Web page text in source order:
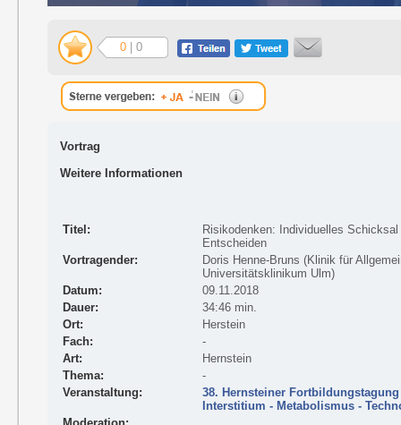
0 | 0
Vortrag
Weitere Informationen
Titel:
Risikodenken: Individuelles
Entscheiden
Vortragender:
Doris Henne-Bruns (Klinik für
Universitätsklinikum Ulm)
Datum:
09.11.2018
Dauer:
34:46 min.
Ort:
Herstein
Fach:
-
Art:
Hernstein
Thema:
-
Veranstaltung:
38. Hernsteiner
Interstitium - Metabolismus -